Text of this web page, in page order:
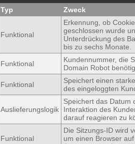
Typ Zweck
Funktional
Erkennung, ob
geschlossen wurde
Unterdrückung des
bis zu sechs Monate.
Funktional
Kundennummer, die
Domain Robot
Funktional
Speichert einen
des eingeloggten
Auslieferungslogik
Speichert das Datum
Interaktion des
darauf reagieren zu
Funktional
Die Sitzungs-ID wird
um einen Browser